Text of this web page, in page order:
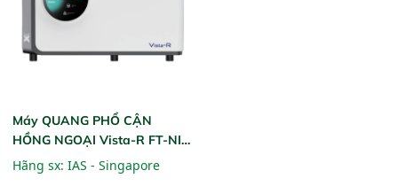
Máy QUANG PHỔ CẬN
HỒNG NGOẠI Vista-R FT-NIR
(Vista-R FT-NIR Analyzer)
Hãng sx: IAS - Singapore